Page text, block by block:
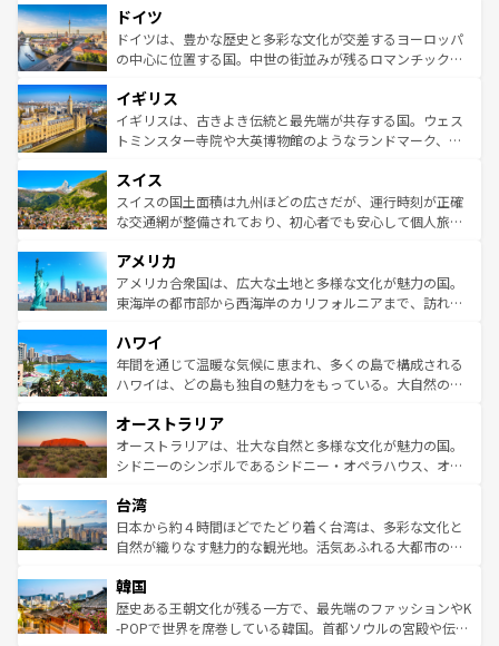
の城塞都市、穏やかなビーチリゾートまで多彩な表情を見
せる。地方によって風土や気候が異なるスペインはその個
性で訪れる人を魅了する。 なお、新着のスペイン情報はコ
で、幅広い魅力が詰まっている。華麗な宮殿、歴史的な大
聖堂、美しいビーチ、そして豊かな自然が、訪れる者を心
から魅了する。また、フランスは美食の国としても知ら
いる。シャンパンの発祥地であるランス、プロヴァンスの
香り高いラベンダー畑など、多彩な楽しみ方が可能だ。さ
らに、パリ以外の地域にも魅力が溢れており、どの街角に
れる地方に足を運ぶとそれぞれで全く異なる文化を体験で
きるだろう。 なお、新着のフランス情報はコンテンツ一覧
を参照してほしい。
ドイツ
ドイツは、豊かな歴史と多彩な文化が交差するヨーロッパ
の中心に位置する国。中世の街並みが残るロマンチック街
顔を持つこの国は、どこを歩いても飽きることがない。ベ
ルリンの文化的活気、バイエルン州のアルプスの絶景、そ
してライン川沿いのワイン畑といった風景は必見。ビール
は、お酒好きな人にはぜひ体験してほしい。 なお、新着の
ドイツ情報はコンテンツ一覧を参照してほしい。
イギリス
イギリスは、古きよき伝統と最先端が共存する国。ウェス
トミンスター寺院や大英博物館のようなランドマーク、歴
リアごとに異なる魅力がある。また、優雅なアフタヌーン
ティー、ビール好きにはたまらない英国パブ、サッカー観
戦など、本場だからこそできる体験も豊富。イギリスを旅
ンツ一覧を参照してほしい。
スイス
スイスの国土面積は九州ほどの広さだが、運行時刻が正確
な交通網が整備されており、初心者でも安心して個人旅行
の建物がそのまま残る町や、スイスならではのユニークな
博物館もあり、アルプス観光だけでなく町歩きも満喫する
ことができる。国民の所得が高いため物価も高いが、旅行
ば市内交通費無料で観光を楽しむこともできる。 なお、新
着のスイス情報はコンテンツ一覧 を参照してほしい。
アメリカ
アメリカ合衆国は、広大な土地と多様な文化が魅力の国。
東海岸の都市部から西海岸のカリフォルニアまで、訪れる
のような巨大都市は、観光、ショッピング、エンターテイ
ンメントが詰まった刺激的なスポットだ。一方、アメリカ
西部には大自然が広がり、グランドキャニオンやイエロー
部のニューオーリンズでは、音楽と美食が融合した独特の
文化が魅力。旅行者はアメリカの各地域で異なる魅力を楽
しみながら、その多様性と豊かな歴史を感じることができ
ならではの贅沢な旅のスタイルだ。 なお、新着のアメリカ
情報はコンテンツ一覧を参照してほしい。
ハワイ
年間を通じて温暖な気候に恵まれ、多くの島で構成される
ハワイは、どの島も独自の魅力をもっている。大自然の神
ワイ島は見逃せない。また、定番の観光地といえばオアフ
島だが、静かな自然を求めるならマウイ島やカウアイ島が
おすすめ。エメラルドグリーンに輝く海をはじめ、豊かな
れるおもてなしの心で訪れる人々を迎えてくれるハワイの
人々、おいしいローカルフードやハワイアンミュージッ
ク、伝統的なフラダンスなど、すべてがハワイの魅力を彩
ワイを、存分に味わってほしい。 なお、新着のハワイ情報
はコンテンツ一覧を参照してほしい。
オーストラリア
オーストラリアは、壮大な自然と多様な文化が魅力の国。
シドニーのシンボルであるシドニー・オペラハウス、オー
リアリーフや大陸中央部にそびえるウルル（エアーズロッ
ク）、タスマニアの美しい原生林やケアンズの熱帯雨林な
ど、見どころがたくさん。また、カフェやワイン、オージ
いる。アクティビティも充実しており、サーフィンやダイ
ビング、ハイキングなど、アウトドア好きにはたまらな
い。オーストラリアの多彩な魅力を存分に味わいつくそ
台湾
日本から約４時間ほどでたどり着く台湾は、多彩な文化と
自然が織りなす魅力的な観光地。活気あふれる大都市の台
ン）、静ひつな山岳地帯である台湾東部など、都市の喧騒
と山間の静けさが共存しており、訪れる人に新しい発見と
驚きをもたらしてくれる。また、奥深い台湾の食文化も魅
韓国
歴史ある王朝文化が残る一方で、最先端のファッションやK
-POPで世界を席巻している韓国。首都ソウルの宮殿や伝統